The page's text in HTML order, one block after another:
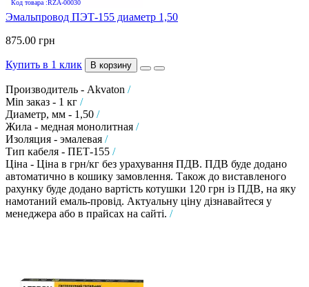
Код товара :RZA-00030
Эмальпровод ПЭТ-155 диаметр 1,50
875.00 грн
Купить в 1 клик В корзину
Производитель - Akvaton /
Min заказ - 1 кг /
Диаметр, мм - 1,50 /
Жила - медная монолитная /
Изоляция - эмалевая /
Тип кабеля - ПЕТ-155 /
Ціна - Ціна в грн/кг без урахування ПДВ. ПДВ буде додано
автоматично в кошику замовлення. Також до виставленого
рахунку буде додано вартість котушки 120 грн із ПДВ, на яку
намотаний емаль-провід. Актуальну ціну дізнавайтеся у
менеджера або в прайсах на сайті. /